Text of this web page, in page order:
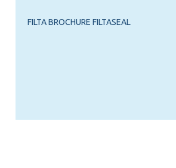
FILTA BROCHURE FILTASEAL